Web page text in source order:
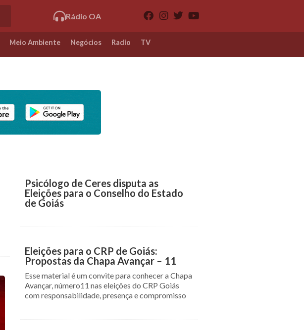
Rádio OA
Meio Ambiente Negócios Radio TV
Psicólogo de Ceres disputa as
Eleições para o Conselho do Estado
de Goiás
Eleições para o CRP de Goiás:
Propostas da Chapa Avançar – 11
Esse material é um convite para conhecer a Chapa
Avançar, número11 nas eleições do CRP Goiás
com responsabilidade, presença e compromisso